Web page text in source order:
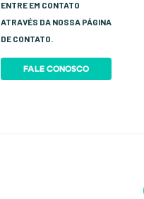
ENTRE EM CONTATO
ATRAVÉS DA NOSSA PÁGINA
DE CONTATO.
FALE CONOSCO